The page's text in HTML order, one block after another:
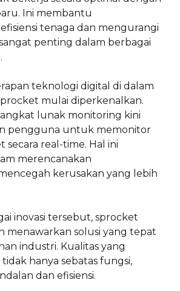
Ini membantu
tenaga dan mengurangi
penting dalam berbagai
teknologi digital di dalam
mulai diperkenalkan.
lunak monitoring kini
pengguna untuk memonitor
secara real-time. Hal ini
merencanakan
kerusakan yang lebih
inovasi tersebut, sprocket
menawarkan solusi yang tepat
industri. Kualitas yang
hanya sebatas fungsi,
dan efisiensi.